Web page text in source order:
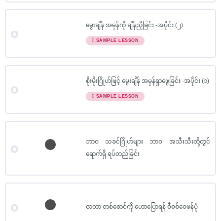
မွေးချိန် အမှန်ကို ချိန်ညှိခြင်း -အပိုင်း (၂)
SAMPLE LESSON
စိုးမိုးဂြိုဟ်ဖြင့် မွေးချိန် အမှန်ရှာဖွေခြင်း -အပိုင်း (၁)
SAMPLE LESSON
ဘာဝ သခင်ဂြိုဟ်များ ဘာဝ အသီးသီးတို့တွင်
ရောက်ရှိ ရပ်တည်ခြင်း
ဇာတာ တစ်စောင်ကို ဟောပြောရန် စီစစ်ဝေဖန်ပုံ